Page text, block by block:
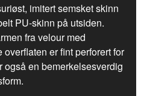
imitert semsket skinn
PU-skinn på utsiden.
fra velour med
er fint perforert for
også en bemerkelsesverdig